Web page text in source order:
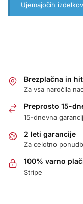
Ujemajočih
Brezplačna in
Za vsa naročila
Preprosto 15-
15-dnevna
2 leti garancije
Za celotno
100% varno
Stripe